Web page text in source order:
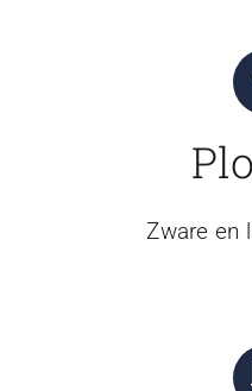
Zware en